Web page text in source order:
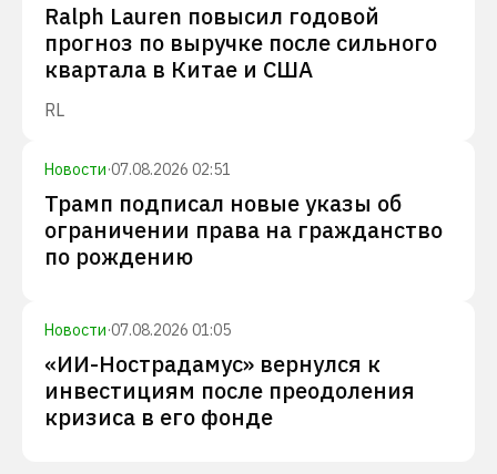
Ralph Lauren повысил годовой
прогноз по выручке после сильного
квартала в Китае и США
RL
Новости·07.08.2026 02:51
Трамп подписал новые указы об
ограничении права на гражданство
по рождению
Новости·07.08.2026 01:05
«ИИ-Нострадамус» вернулся к
инвестициям после преодоления
кризиса в его фонде